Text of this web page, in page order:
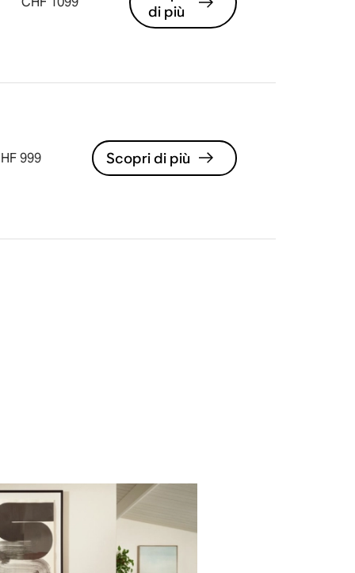
di più
999 Scopri di più